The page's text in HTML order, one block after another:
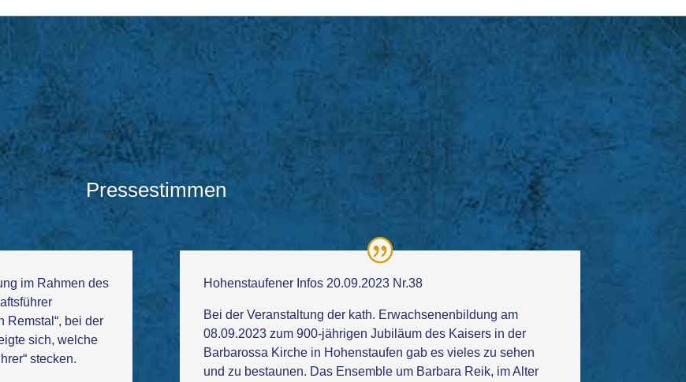
Pressestimmen
im Rahmen des
Remstal“, bei der
sich, welche
stecken.
Hohenstaufener Infos 20.09.2023 Nr.38
Bei der Veranstaltung der kath. Erwachsenenbildung am
08.09.2023 zum 900-jährigen Jubiläum des Kaisers in der
Barbarossa Kirche in Hohenstaufen gab es vieles zu sehen
und zu bestaunen. Das Ensemble um Barbara Reik, im Alter